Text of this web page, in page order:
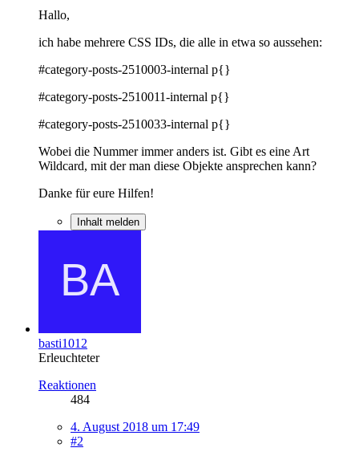
Hallo,
ich habe mehrere CSS IDs, die alle in etwa so aussehen:
#category-posts-2510003-internal p{}
#category-posts-2510011-internal p{}
#category-posts-2510033-internal p{}
Wobei die Nummer immer anders ist. Gibt es eine Art
Wildcard, mit der man diese Objekte ansprechen kann?
Danke für eure Hilfen!
Inhalt melden
basti1012
Erleuchteter
Reaktionen
484
4. August 2018 um 17:49
#2